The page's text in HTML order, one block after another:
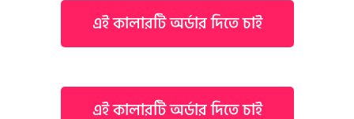
এই কালারটি অর্ডার দিতে চাই
এই কালারটি অর্ডার দিতে চাই